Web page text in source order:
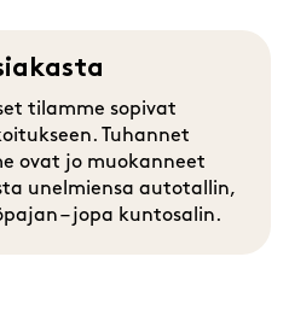
tilamme sopivat
Tuhannet
ovat jo muokanneet
unelmiensa autotallin,
– jopa kuntosalin.